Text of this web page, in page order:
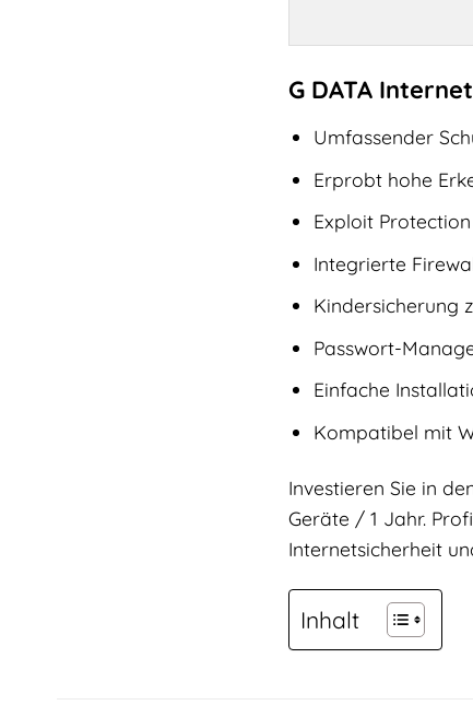
G DATA
Umfassender
Erprobt hohe
Exploit
Integrierte
Kindersicherung
Passwort-
Einfache
Kompatibel mit
Investieren Sie in
Geräte / 1 Jahr.
Internetsicherheit
Inhalt